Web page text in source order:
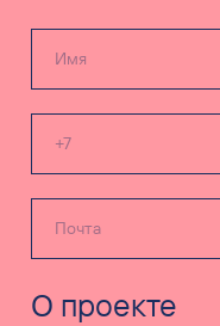
О проекте